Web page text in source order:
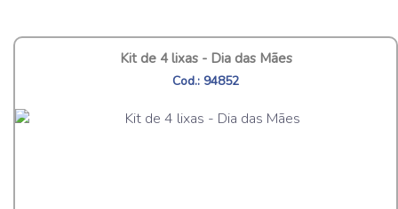
Kit de 4 lixas - Dia das Mães
Cod.: 94852